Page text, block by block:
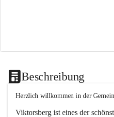
Beschreibung
Herzlich willkommen in der
Viktorsberg ist eines der